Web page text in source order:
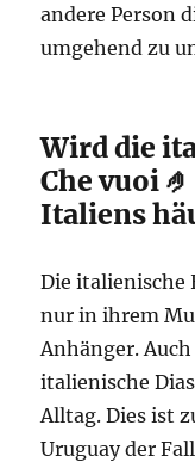
andere Person
umgehend zu
Wird die
Che vuoi
Italiens
Die italienische
nur in ihrem
Anhänger.
italienische
Alltag. Dies ist
Uruguay der